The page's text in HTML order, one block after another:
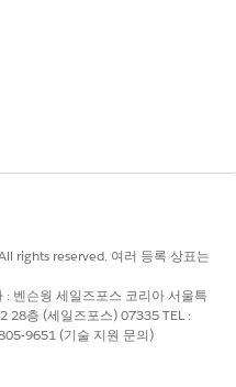
위한 사전 구성된 통합이 포함
용하여 요청을 수집하고 처
용하여 사용자 정의 플로를 만
rights reserved. 여러 등록 상표는
벤슨웡 세일즈포스 코리아 서울특
28층 (세일즈포스) 07335 TEL :
9651 (기술 지원 문의)